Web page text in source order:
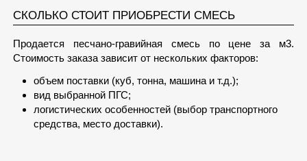
СКОЛЬКО СТОИТ ПРИОБРЕСТИ СМЕСЬ
Продается песчано-гравийная смесь по цене за м3.
Стоимость заказа зависит от нескольких факторов:
объем поставки (куб, тонна, машина и т.д.);
вид выбранной ПГС;
логистических особенностей (выбор транспортного
средства, место доставки).